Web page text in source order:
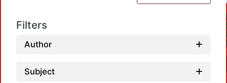
Filters
Author
Subject